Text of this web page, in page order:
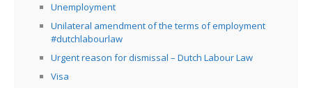
Unemployment
Unilateral amendment of the terms of employment
#dutchlabourlaw
Urgent reason for dismissal – Dutch Labour Law
Visa